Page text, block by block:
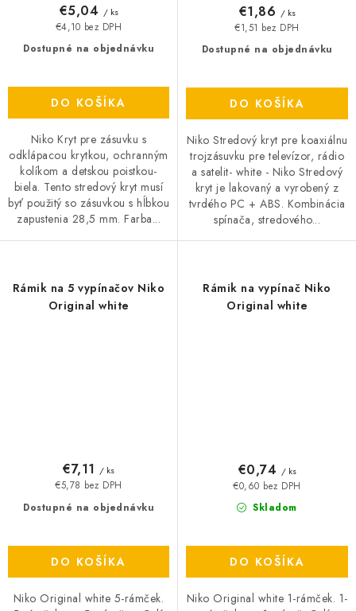
Dostupné na objednávku
€4,10 bez DPH
€5,04 / ks
DO KOŠÍKA
Niko Kryt pre zásuvku s
odklápacou krytkou, ochranným
kolíkom a detskou poistkou-
biela. Tento stredový kryt musí
byť použitý so zásuvkou s hĺbkou
zapustenia 28,5 mm. Farba...
Dostupné na objednávku
€1,51 bez DPH
€1,86 / ks
DO KOŠÍKA
Niko Stredový kryt pre koaxiálnu
trojzásuvku pre televízor, rádio
a satelit- white - Niko Stredový
kryt je lakovaný a vyrobený z
tvrdého PC + ABS. Kombinácia
spínača, stredového...
Rámik na 5 vypínačov Niko
Original white
Dostupné na objednávku
€5,78 bez DPH
€7,11 / ks
DO KOŠÍKA
Niko Original white 5-rámček.
Rámik na vypínač Niko
Original white
Skladom
€0,60 bez DPH
€0,74 / ks
DO KOŠÍKA
Niko Original white 1-rámček. 1-